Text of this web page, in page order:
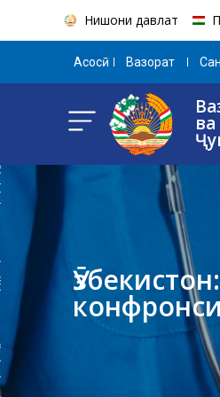
Нишони давлатӣ
Aсосӣ Вазорат